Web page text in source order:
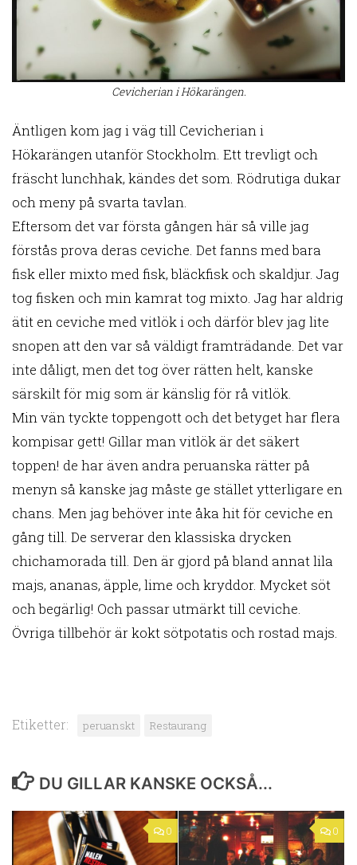
Cevicherian i Hökarängen.
Äntligen kom jag i väg till Cevicherian i
Hökarängen utanför Stockholm. Ett trevligt och
fräscht lunchhak, kändes det som. Rödrutiga dukar
och meny på svarta tavlan.
Eftersom det var första gången här så ville jag
förstås prova deras ceviche. Det fanns med bara
fisk eller mixto med fisk, bläckfisk och skaldjur. Jag
tog fisken och min kamrat tog mixto. Jag har aldrig
ätit en ceviche med vitlök i och därför blev jag lite
snopen att den var så väldigt framträdande. Det var
inte dåligt, men det tog över rätten helt, kanske
särskilt för mig som är känslig för rå vitlök.
Min vän tyckte toppengott och det betyget har flera
kompisar gett! Gillar man vitlök är det säkert
toppen! de har även andra peruanska rätter på
menyn så kanske jag måste ge stället ytterligare en
chans. Men jag behöver inte åka hit för ceviche en
gång till. De serverar den klassiska drycken
chichamorada till. Den är gjord på bland annat lila
majs, ananas, äpple, lime och kryddor. Mycket söt
och begärlig! Och passar utmärkt till ceviche.
Övriga tillbehör är kokt sötpotatis och rostad majs.
Etiketter: peruanskt Restaurang
DU GILLAR KANSKE OCKSÅ...
0 0